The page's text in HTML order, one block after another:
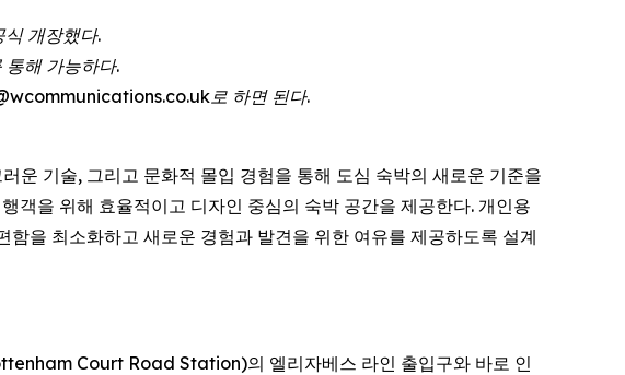
개장했다.
통해 가능하다.
로 하면 된다.
기술, 그리고 문화적 몰입 경험을 통해 도심 숙박의 새로운 기준을
을 위해 효율적이고 디자인 중심의 숙박 공간을 제공한다. 개인용
을 최소화하고 새로운 경험과 발견을 위한 여유를 제공하도록 설계
Court Road Station)의 엘리자베스 라인 출입구와 바로 인